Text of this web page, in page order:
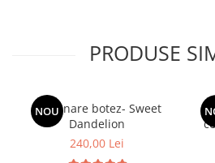
PRODUSE
NOU
Lumanare botez- Sweet
Dandelion
240,00 Lei